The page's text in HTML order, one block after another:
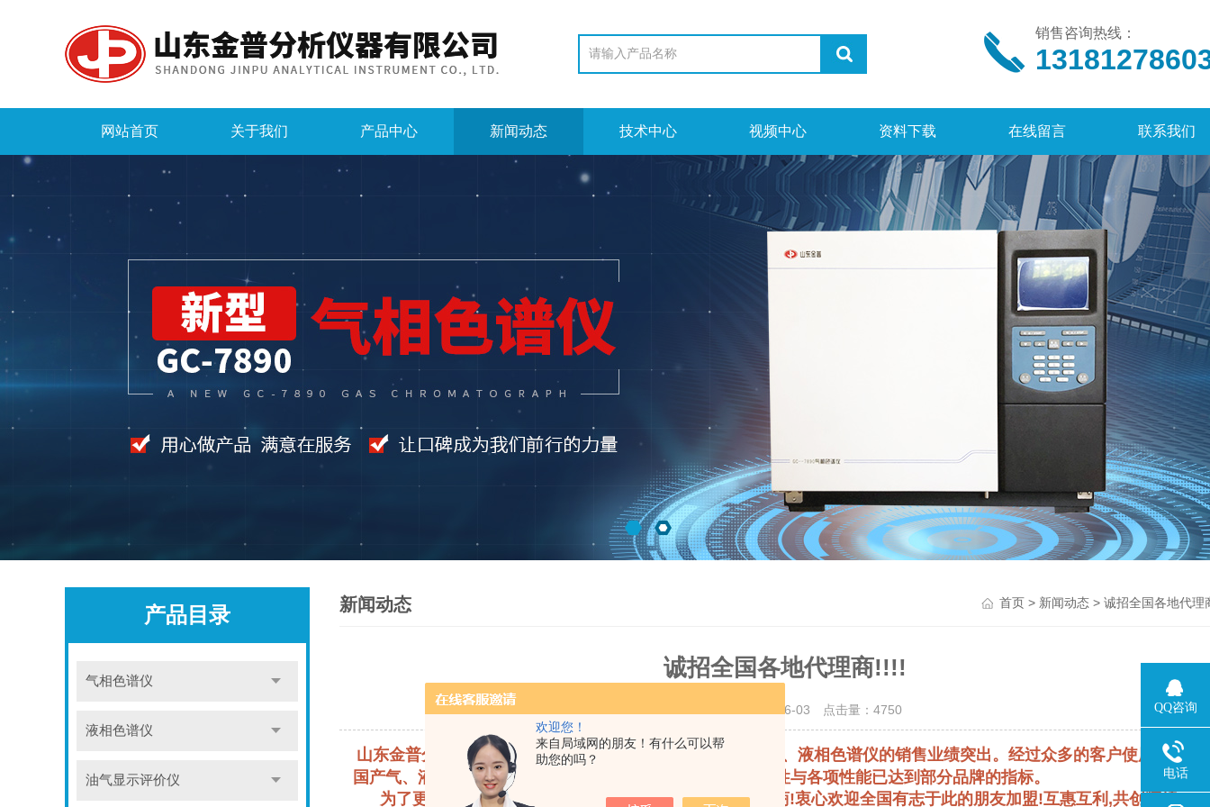
欢迎您！
来自局域网的朋友！有什么可以帮
助您的吗？
销售咨询热线：
网站首页 关于我们 产品中心 新闻动态 技术中心 视频中心 资料下载 在线留言 联系我们
产品目录
气相色谱仪
液相色谱仪
油气显示评价仪
新闻动态 首页 > 新闻动态 > 诚招全国各地代理
诚招全国各地代理商!!!!
更新时间：2010-06-03 点击量：4750
山东金普分析仪器有限公司在广大用户的支持下，2010年气、液相色谱仪的销售业绩突出。经过众多的客户使用验证，
国产气、液相色谱仪在大家的努力下，已进步非凡，其稳定性与各项性能已达到部分品牌的指标。
为了更好的促进我公司产品的销售,现诚征全国各地代理商!衷心欢迎全国有志于此的朋友加盟!互惠互利,共创辉煌!
QQ咨询
电话